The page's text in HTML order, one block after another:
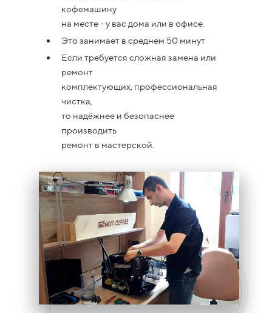
кофемашину
на месте - у вас дома или в офисе.
Это занимает в среднем 50 минут
Если требуется сложная замена или
ремонт
комплектующих, профессиональная
чистка,
то надёжнее и безопаснее
производить
ремонт в мастерской.